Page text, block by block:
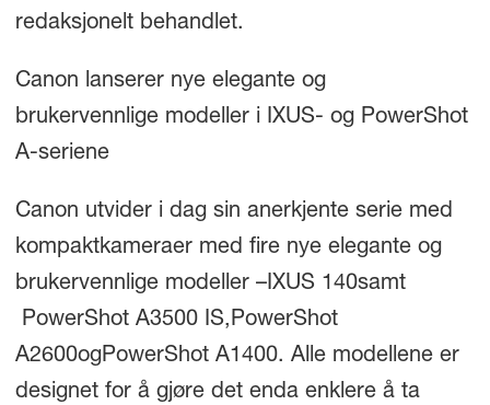
redaksjonelt behandlet.
Canon lanserer nye elegante og
brukervennlige modeller i IXUS- og PowerShot
A-seriene
Canon utvider i dag sin anerkjente serie med
kompaktkameraer med fire nye elegante og
brukervennlige modeller –IXUS 140samt
PowerShot A3500 IS,PowerShot
A2600ogPowerShot A1400. Alle modellene er
designet for å gjøre det enda enklere å ta